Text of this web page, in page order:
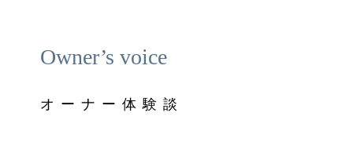
Owner’s voice
オーナー体験談